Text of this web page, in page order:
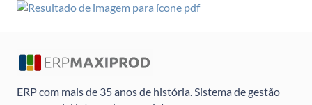
ERP com mais de 35 anos de história. Sistema de gestão